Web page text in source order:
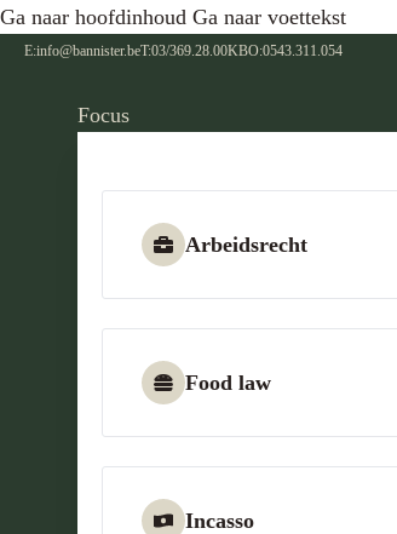
Ga naar hoofdinhoud Ga naar voettekst
E:info@bannister.beT:03/369.28.00KBO:0543.311.054
Focus
Arbeidsrecht
Food law
Incasso